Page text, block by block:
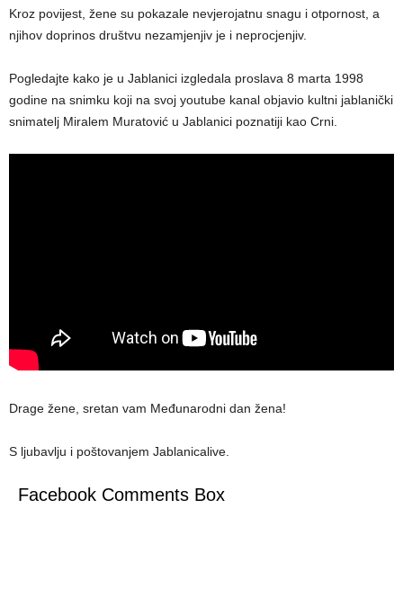
Kroz povijest, žene su pokazale nevjerojatnu snagu i otpornost, a
njihov doprinos društvu nezamjenjiv je i neprocjenjiv.
Pogledajte kako je u Jablanici izgledala proslava 8 marta 1998
godine na snimku koji na svoj youtube kanal objavio kultni jablanički
snimatelj Miralem Muratović u Jablanici poznatiji kao Crni.
Drage žene, sretan vam Međunarodni dan žena!
S ljubavlju i poštovanjem Jablanicalive.
Facebook Comments Box